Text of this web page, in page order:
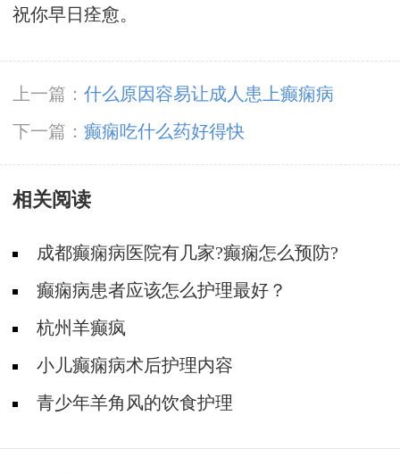
祝你早日痊愈。
上一篇： 什么原因容易让成人患上癫痫病
下一篇： 癫痫吃什么药好得快
相关阅读
成都癫痫病医院有几家?癫痫怎么预防?
癫痫病患者应该怎么护理最好？
杭州羊癫疯
小儿癫痫病术后护理内容
青少年羊角风的饮食护理